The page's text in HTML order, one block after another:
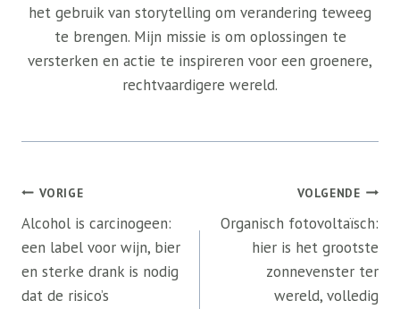
het gebruik van storytelling om verandering teweeg
te brengen. Mijn missie is om oplossingen te
versterken en actie te inspireren voor een groenere,
rechtvaardigere wereld.
Bericht
navigatie
VORIGE
Alcohol is carcinogeen:
een label voor wijn, bier
en sterke drank is nodig
dat de risico’s
VOLGENDE
Organisch fotovoltaïsch:
hier is het grootste
zonnevenster ter
wereld, volledig